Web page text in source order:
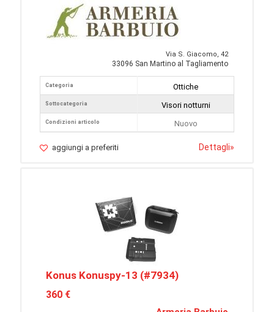
Via S. Giacomo, 42
33096 San Martino al Tagliamento
Categoria
Sottocategoria
Condizioni articolo
Ottiche
Visori notturni
Nuovo
aggiungi a preferiti Dettagli»
Konus Konuspy-13 (#7934)
360 €